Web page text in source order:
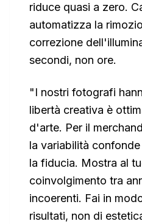
riduce quasi a zero.
automatizza la
correzione
secondi, non ore.
"I nostri fotografi
libertà creativa è
d'arte. Per il
la variabilità
la fiducia. Mostra al
coinvolgimento tra
incoerenti. Fai in
risultati, non di